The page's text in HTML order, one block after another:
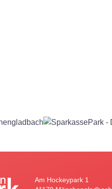
Am Hockeypark 1